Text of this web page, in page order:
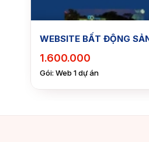
WEBSITE BẤT ĐỘNG
1.600.000
Gói: Web 1 dự án